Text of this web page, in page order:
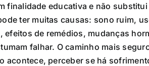
finalidade educativa e não
ter muitas causas: sono ruim,
efeitos de remédios, mudanças
falhar. O caminho mais
acontece, perceber se há